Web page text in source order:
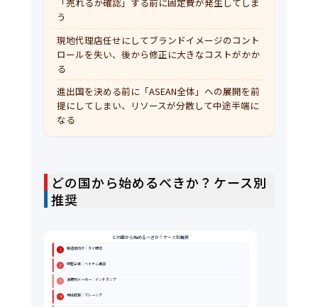
う
現地代理店任せにしてブランドイメージのコント
ロールを失い、後から修正に大きなコストがかか
る
進出国を決める前に「ASEAN全体」への展開を前
提にしてしまい、リソースが分散して中途半端に
なる
どの国から始めるべきか？ケース別
推奨
どの国から始めるべきか？ケース別推奨
1 製造業向け：タイ優位
2 中堅企業：ベトナム推奨
3 消費財メーカー：インドネシア
4 地域統括：マレーシア